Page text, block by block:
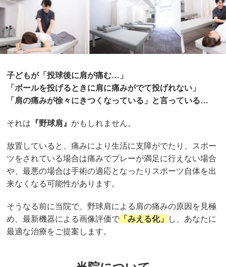
子どもが「投球後に肩が痛む…」
「ボールを投げるときに肩に痛みがでて投げれない」
「肩の痛みが徐々にきつくなっている」と言っている…
それは 『野球肩』かもしれません。
放置していると、痛みにより生活に支障がでたり、スポー
ツをされている場合は痛みでプレーが満足に行えない場合
や、最悪の場合は手術の適応となったりスポーツ自体を出
来なくなる可能性があります。
そうなる前に当院で、野球肩による肩の痛みの原因を見極
め、最新機器による画像評価で 「みえる化」
し、あなたに
最適な治療をご提案します。